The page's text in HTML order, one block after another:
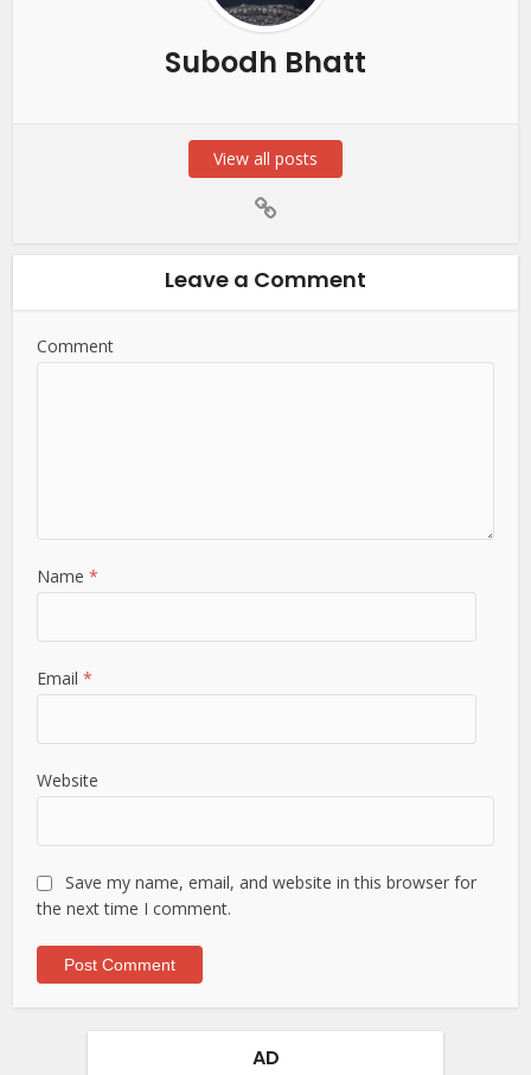
Subodh Bhatt
View all posts
Leave a Comment
Comment
Name*
Email*
Website
Save my name, email, and website in this browser for
the next time I comment.
AD